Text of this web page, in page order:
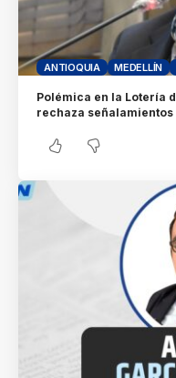
ANTIOQUIA MEDELLÍN
Polémica en la Lotería
rechaza